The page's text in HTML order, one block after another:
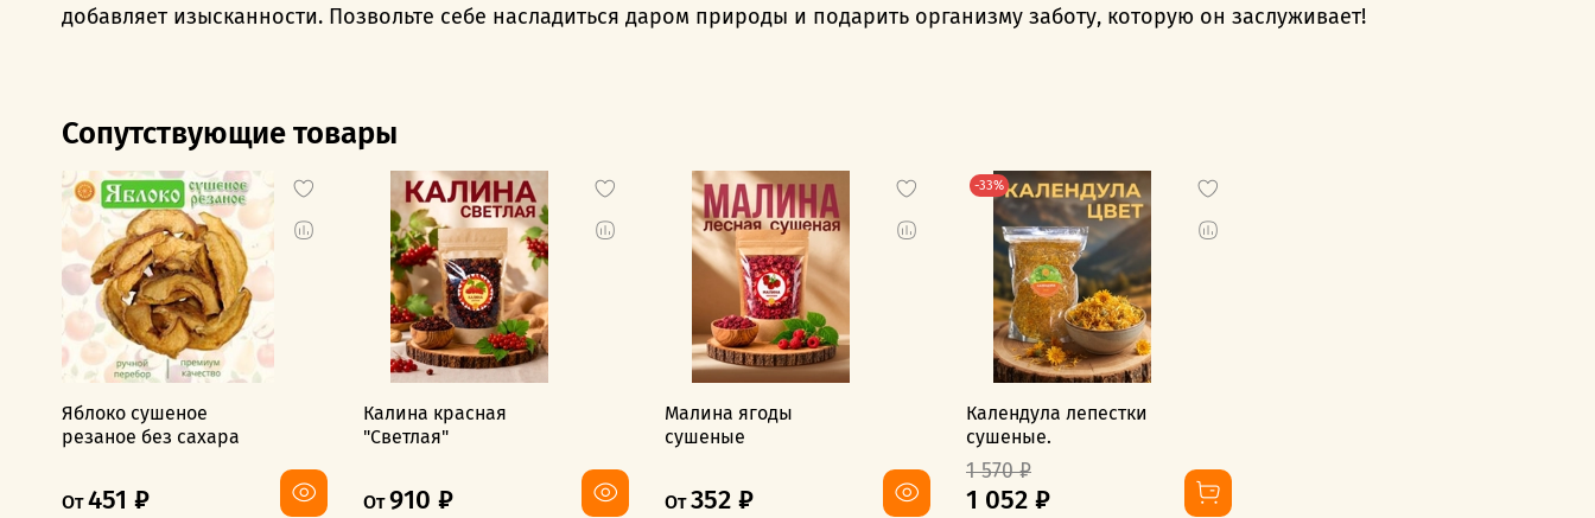
добавляет изысканности. Позвольте себе насладиться даром природы и подарить организму заботу, которую он заслуживает!
Сопутствующие товары
Яблоко сушеное
резаное без сахара
От 451 ₽
Калина красная
"Светлая"
От 910 ₽
Малина ягоды
сушеные
От 352 ₽
-33%
Календула лепестки
сушеные.
1 570 ₽
1 052 ₽